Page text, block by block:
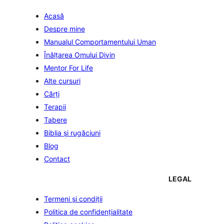
Acasă
Despre mine
Manualul Comportamentului Uman
Înălţarea Omului Divin
Mentor For Life
Alte cursuri
Cărți
Terapii
Tabere
Biblia şi rugăciuni
Blog
Contact
LEGAL
Termeni și condiții
Politica de confidenţialitate